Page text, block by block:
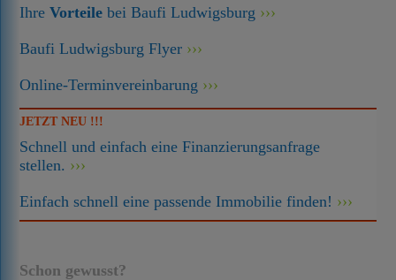
IhreVorteile bei Baufi Ludwigsburg
Baufi Ludwigsburg Flyer
Online-Terminvereinbarung
JETZT NEU !!!
Schnell und einfach eine Finanzierungsanfrage
stellen.
Einfach schnell eine passende Immobilie finden!
Schon gewusst?